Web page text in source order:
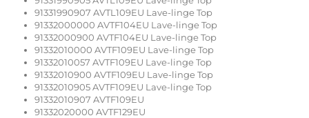
91331990907 AVTL109EU Lave-linge Top
91332000000 AVTF104EU Lave-linge Top
91332000900 AVTF104EU Lave-linge Top
91332010000 AVTF109EU Lave-linge Top
91332010057 AVTF109EU Lave-linge Top
91332010900 AVTF109EU Lave-linge Top
91332010905 AVTF109EU Lave-linge Top
91332010907 AVTF109EU
91332020000 AVTF129EU